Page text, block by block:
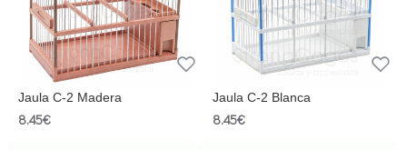
Jaula C-2 Madera
8.45€
Jaula C-2 Blanca
8.45€